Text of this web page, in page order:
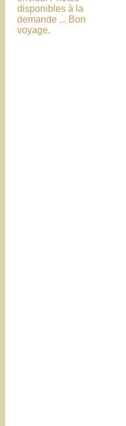
disponibles à la
demande ... Bon
voyage.